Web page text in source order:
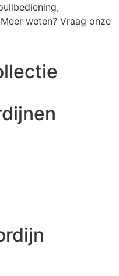
weten? Vraag onze